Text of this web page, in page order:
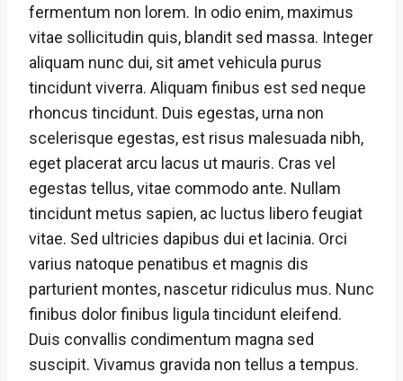
fermentum non lorem. In odio enim, maximus
vitae sollicitudin quis, blandit sed massa. Integer
aliquam nunc dui, sit amet vehicula purus
tincidunt viverra. Aliquam finibus est sed neque
rhoncus tincidunt. Duis egestas, urna non
scelerisque egestas, est risus malesuada nibh,
eget placerat arcu lacus ut mauris. Cras vel
egestas tellus, vitae commodo ante. Nullam
tincidunt metus sapien, ac luctus libero feugiat
vitae. Sed ultricies dapibus dui et lacinia. Orci
varius natoque penatibus et magnis dis
parturient montes, nascetur ridiculus mus. Nunc
finibus dolor finibus ligula tincidunt eleifend.
Duis convallis condimentum magna sed
suscipit. Vivamus gravida non tellus a tempus.